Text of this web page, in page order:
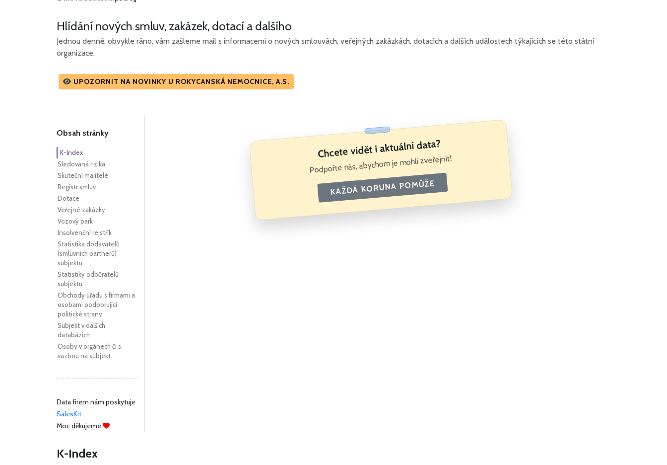
Hlídání nových smluv, zakázek, dotací a dalšího
Jednou denně, obvykle ráno, vám zašleme mail s informacemi o nových smlouvách, veřejných zakázkách, dotacích a dalších událostech týkajících se této státní
organizace.
UPOZORNIT NA NOVINKY U ROKYCANSKÁ NEMOCNICE, A.S.
Obsah stránky
K-Index
Sledovaná rizika
Skuteční majitelé
Registr smluv
Dotace
Veřejné zakázky
Vozový park
Insolvenční rejstřík
Statistika dodavatelů
(smluvních partnerů)
subjektu
Statistiky odběratelů
subjektu
Obchody úřadu s firmami a
osobami podporující
politické strany
Subjekt v dalších
databázích
Osoby v orgánech či s
vazbou na subjekt
Data firem nám poskytuje
SalesKit.
Moc děkujeme
Chcete vidět i aktuální data?
Podpořte nás, abychom je mohli zveřejnit!
KAŽDÁ KORUNA POMŮŽE
K-Index